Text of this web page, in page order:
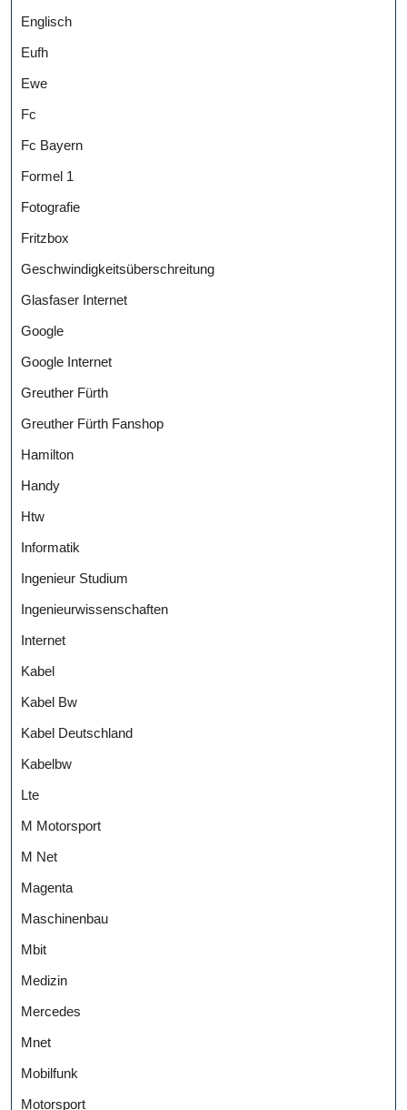
Englisch
Eufh
Ewe
Fc
Fc Bayern
Formel 1
Fotografie
Fritzbox
Geschwindigkeitsüberschreitung
Glasfaser Internet
Google
Google Internet
Greuther Fürth
Greuther Fürth Fanshop
Hamilton
Handy
Htw
Informatik
Ingenieur Studium
Ingenieurwissenschaften
Internet
Kabel
Kabel Bw
Kabel Deutschland
Kabelbw
Lte
M Motorsport
M Net
Magenta
Maschinenbau
Mbit
Medizin
Mercedes
Mnet
Mobilfunk
Motorsport